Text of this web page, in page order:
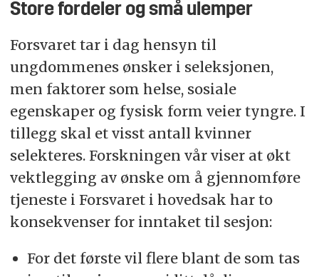
Store fordeler og små ulemper
Forsvaret tar i dag hensyn til
ungdommenes ønsker i seleksjonen,
men faktorer som helse, sosiale
egenskaper og fysisk form veier tyngre. I
tillegg skal et visst antall kvinner
selekteres. Forskningen vår viser at økt
vektlegging av ønske om å gjennomføre
tjeneste i Forsvaret i hovedsak har to
konsekvenser for inntaket til sesjon:
For det første vil flere blant de som tas